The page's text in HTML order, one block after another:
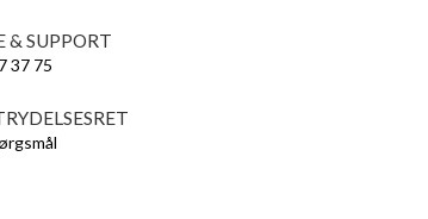
& SUPPORT
37 75